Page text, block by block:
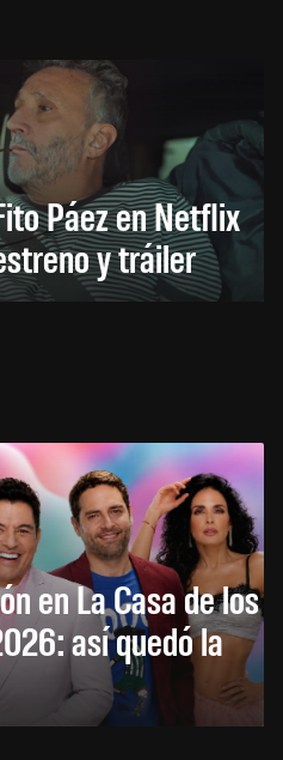
Páez en Netflix
y tráiler
en La Casa de los
así quedó la